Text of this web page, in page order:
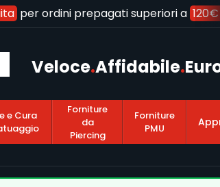
per ordini prepagati superiori a 120€
Veloce.Affidabile.
e Cura
Forniture
da
Piercing
Forniture
PMU